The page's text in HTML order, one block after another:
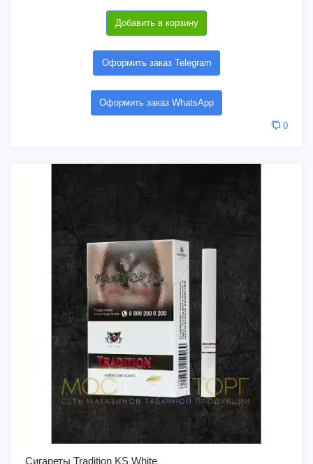
Добавить в корзину
Оформить заказ Telegram
Оформить заказ WhatsApp
0
Сигареты Tradition KS White